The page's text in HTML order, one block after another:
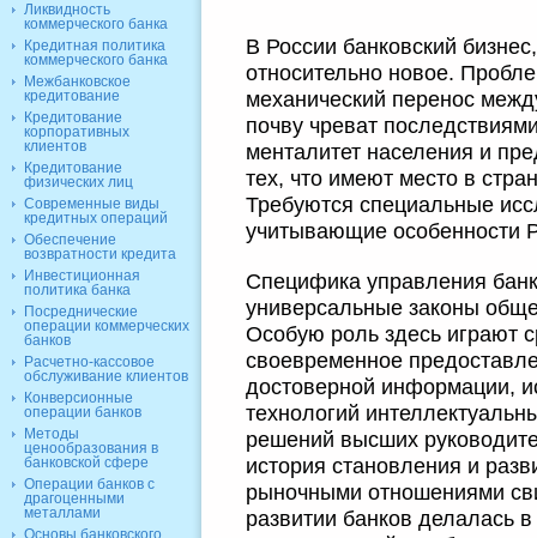
В России банковский
относительно новое.
механический перенос
почву чреват
менталитет населения и
тех, что имеют место в
Требуются специальные
учитывающие особенности
Специфика управления
универсальные законы
Особую роль здесь играют
своевременное
достоверной информации,
технологий
решений высших
история становления и
рыночными отношениями
развитии банков делалась
Ликвидность
коммерческого банка
Кредитная политика
коммерческого банка
Межбанковское
кредитование
Кредитование
корпоративных
клиентов
Кредитование
физических лиц
Современные виды
кредитных операций
Обеспечение
возвратности кредита
Инвестиционная
политика банка
Посреднические
операции коммерческих
банков
Расчетно-кассовое
обслуживание клиентов
Конверсионные
операции банков
Методы
ценообразования в
банковской сфере
Операции банков с
драгоценными
металлами
Основы банковского